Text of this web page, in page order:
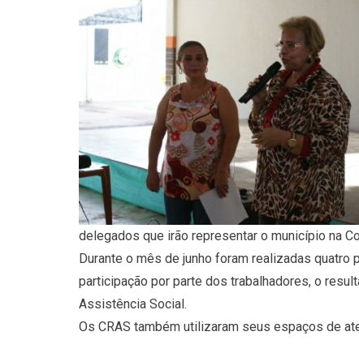
delegados que irão representar o município na
Durante o mês de junho foram realizadas
participação por parte dos trabalhadores, o
Assistência Social.
Os CRAS também utilizaram seus espaços de